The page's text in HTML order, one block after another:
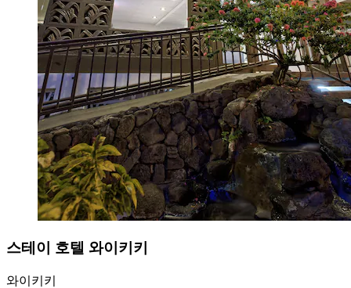
스테이 호텔 와이키키
와이키키